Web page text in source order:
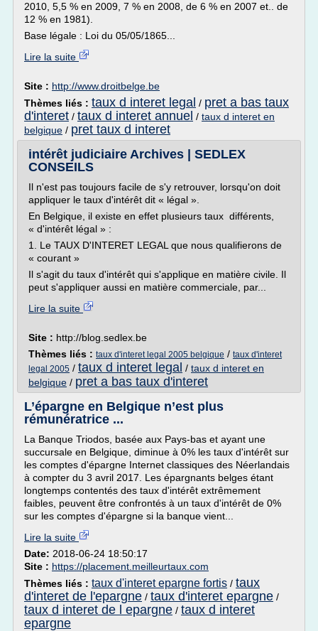
2010, 5,5 % en 2009, 7 % en 2008, de 6 % en 2007 et.. de
12 % en 1981).
Base légale : Loi du 05/05/1865...
Lire la suite
Site : http://www.droitbelge.be
Thèmes liés : taux d interet legal / pret a bas taux
d'interet / taux d interet annuel / taux d interet en
belgique / pret taux d interet
intérêt judiciaire Archives | SEDLEX
CONSEILS
Il n'est pas toujours facile de s'y retrouver, lorsqu'on doit
appliquer le taux d'intérêt dit « légal ».
En Belgique, il existe en effet plusieurs taux différents,
« d'intérêt légal » :
1. Le TAUX D'INTERET LEGAL que nous qualifierons de
« courant »
Il s'agit du taux d'intérêt qui s'applique en matière civile. Il
peut s'appliquer aussi en matière commerciale, par...
Lire la suite
Site : http://blog.sedlex.be
Thèmes liés : taux d'interet legal 2005 belgique / taux d'interet
legal 2005 / taux d interet legal / taux d interet en
belgique / pret a bas taux d'interet
L’épargne en Belgique n’est plus
rémunératrice ...
La Banque Triodos, basée aux Pays-bas et ayant une
succursale en Belgique, diminue à 0% les taux d'intérêt sur
les comptes d'épargne Internet classiques des Néerlandais
à compter du 3 avril 2017. Les épargnants belges étant
longtemps contentés des taux d'intérêt extrêmement
faibles, peuvent être confrontés à un taux d'intérêt de 0%
sur les comptes d'épargne si la banque vient...
Lire la suite
Date: 2018-06-24 18:50:17
Site : https://placement.meilleurtaux.com
Thèmes liés : taux d'interet epargne fortis / taux
d'interet de l'epargne / taux d'interet epargne /
taux d interet de l epargne / taux d interet
epargne